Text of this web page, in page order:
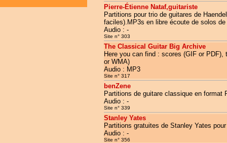
Pierre-Étienne Nataf,guitariste
Partitions pour trio de guitares de
faciles).MP3s en libre écoute de solos de
Audio : -
Site n° 303
The Classical Guitar Big Archive
Here you can find : scores (GIF or
or WMA)
Audio : MP3
Site n° 317
benZene
Partitions de guitare classique en
Audio : -
Site n° 339
Stanley Yates
Partitions gratuites de Stanley Yates
Audio : -
Site n° 356